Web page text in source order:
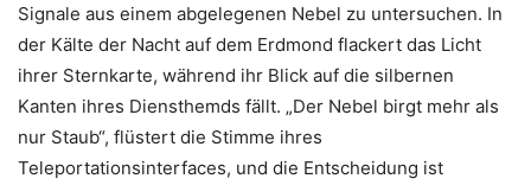
Signale aus einem abgelegenen Nebel zu untersuchen. In
der Kälte der Nacht auf dem Erdmond flackert das Licht
ihrer Sternkarte, während ihr Blick auf die silbernen
Kanten ihres Diensthemds fällt. „Der Nebel birgt mehr als
nur Staub“, flüstert die Stimme ihres
Teleportationsinterfaces, und die Entscheidung ist